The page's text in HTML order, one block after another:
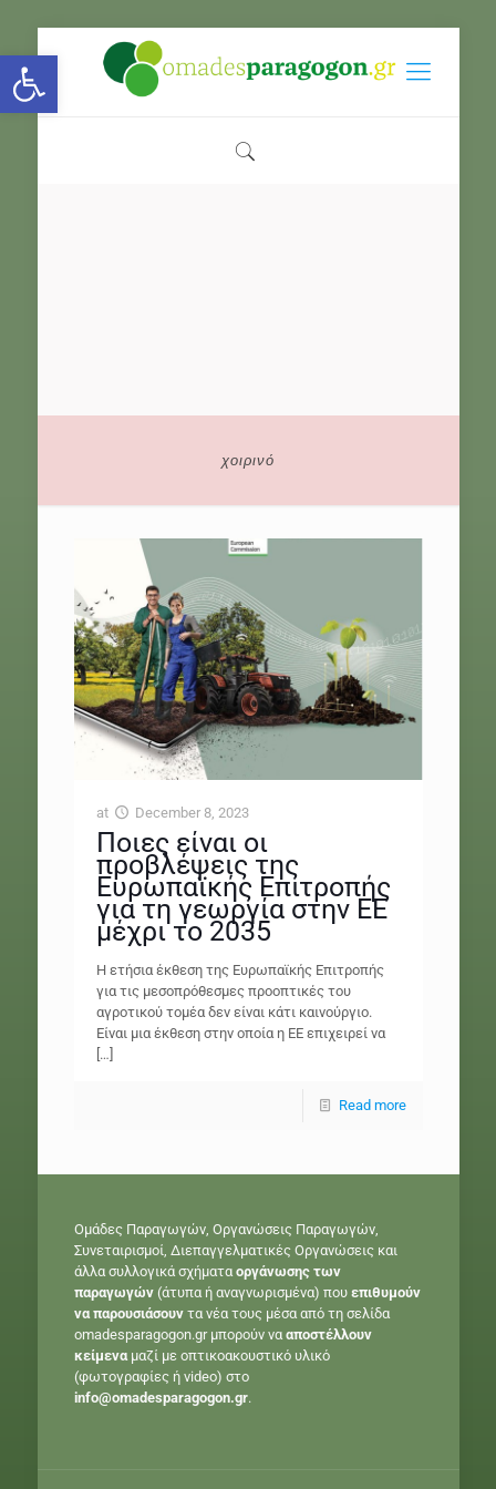
Open toolbar
χοιρινό
at December 8, 2023
Ποιες είναι οι
προβλέψεις της
Ευρωπαϊκής Επιτροπής
για τη γεωργία στην ΕΕ
μέχρι το 2035
Η ετήσια έκθεση της Ευρωπαϊκής Επιτροπής
για τις μεσοπρόθεσμες προοπτικές του
αγροτικού τομέα δεν είναι κάτι καινούργιο.
Είναι μια έκθεση στην οποία η ΕΕ επιχειρεί να
[…]
Read more
Ομάδες Παραγωγών, Οργανώσεις Παραγωγών,
Συνεταιρισμοί, Διεπαγγελματικές Οργανώσεις και
άλλα συλλογικά σχήματαοργάνωσης των
παραγωγών(άτυπα ή αναγνωρισμένα) που επιθυμούν
να παρουσιάσουντα νέα τους μέσα από τη σελίδα
omadesparagogon.gr μπορούν νααποστέλλουν
κείμεναμαζί με οπτικοακουστικό υλικό
(φωτογραφίες ή video) στο
info@omadesparagogon.gr.